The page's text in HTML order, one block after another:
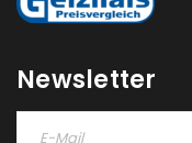
Newsletter